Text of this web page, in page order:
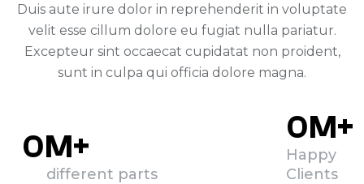
Duis aute irure dolor in reprehenderit in voluptate
velit esse cillum dolore eu fugiat nulla pariatur.
Excepteur sint occaecat cupidatat non proident,
sunt in culpa qui officia dolore magna.
different parts
0M+
Happy
Clients
0M+